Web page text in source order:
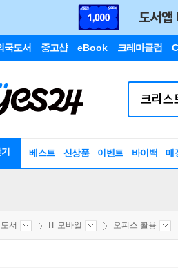
국도서 중고샵 eBook 크레마클럽
베스트 신상품 이벤트 바이백 매
서 IT 모바일 오피스 활용